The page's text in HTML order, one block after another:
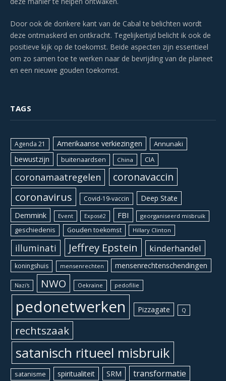
Door ook de donkere kant van de Cabal te belichten wordt
deze ontmaskerd en ontkracht. Tegelijkertijd belicht ik ook de
positieve kijk op de toekomst. Beide aspecten zijn essentieel
om zo samen toe te werken naar de bevrijding van de planeet
en een nieuwe gouden toekomst.
TAGS
Agenda 21 Amerikaanse verkiezingen Annunaki
bewustzijn buitenaardsen China CIA
coronamaatregelen coronavaccin
coronavirus Covid-19-vaccin Deep State
Demmink Event Exposé2 FBI georganiseerd misbruik
geschiedenis Gouden toekomst Hillary Clinton
illuminati Jeffrey Epstein kinderhandel
koningshuis mensenrechten mensenrechtenschendingen
Nazi's NWO Oekraïne pedofilie
pedonetwerken Pizzagate Q
rechtszaak
satanisch ritueel misbruik
satanisme spiritualiteit SRM transformatie